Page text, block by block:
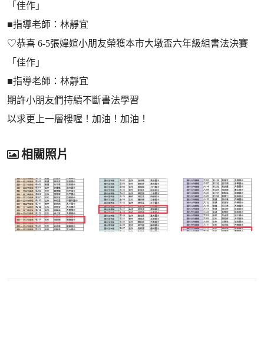
「佳作」
■指導老師：林靜宜
♡恭喜 6-5張媁媗小朋友榮獲本市大墩盃六年級組書法決賽
「佳作」
■指導老師：林靜宜
期許小朋友們持續不斷書法學習
以求更上一層樓喔！加油！加油！
相關照片